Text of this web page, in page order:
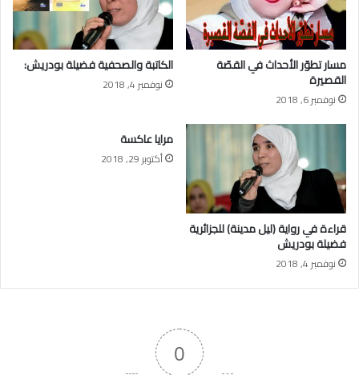
مسار تطوّر الأحداث في القصّة
القصيرة
نوفمبر 6, 2018
الكاتبة والصحفية فضيلة بودريش:
نوفمبر 4, 2018
قراءة في رواية (ليل مدينة) للجزائرية
فضيلة بودريش
نوفمبر 4, 2018
مرايا عاكسة
أكتوبر 29, 2018
0